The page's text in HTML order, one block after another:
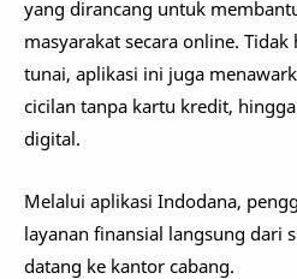
yang dirancang untuk
masyarakat secara online.
tunai, aplikasi ini juga
cicilan tanpa kartu kredit,
digital.
Melalui aplikasi Indodana,
layanan finansial langsung dari
datang ke kantor cabang.